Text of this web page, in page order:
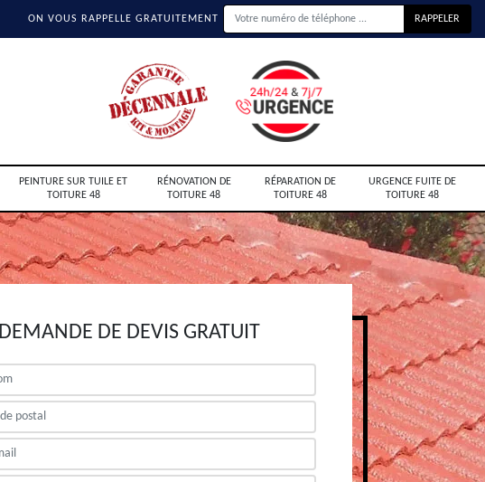
ON VOUS RAPPELLE GRATUITEMENT
PEINTURE SUR TUILE ET
TOITURE 48
RÉNOVATION DE
TOITURE 48
RÉPARATION DE
TOITURE 48
URGENCE FUITE DE
TOITURE 48
DEMANDE DE DEVIS GRATUIT